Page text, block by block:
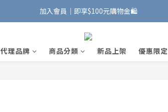
加入會員｜即享$100元購物金🛍️
加入會員｜即享$100元購物金🛍️
安裝維修服務｜Line ID @885wywfl
好友募集中｜官方Line ID @746aztjp
代理品牌 商品分類 新品上架 優惠限